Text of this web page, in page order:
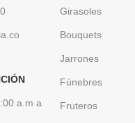
a.m a
Girasoles
Bouquets
Jarrones
Fúnebres
Fruteros